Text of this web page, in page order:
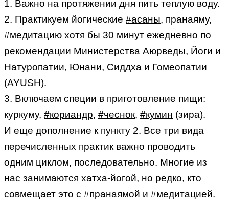
1. Важно на протяжении дня пить теплую воду.
2. Практикуем йогические #асаны, пранаяму,
#медитацию хотя бы 30 минут ежедневно по
рекомендации Министерства Аюрведы, Йоги и
Натуропатии, Юнани, Сиддха и Гомеопатии
(AYUSH).
3. Включаем специи в приготовление пищи:
куркуму, #кориандр, #чеснок, #кумин (зира).
И еще дополнение к пункту 2. Все три вида
перечисленных практик важно проводить
одним циклом, последовательно. Многие из
нас занимаются хатха-йогой, но редко, кто
совмещает это с #пранаямой и #медитацией.